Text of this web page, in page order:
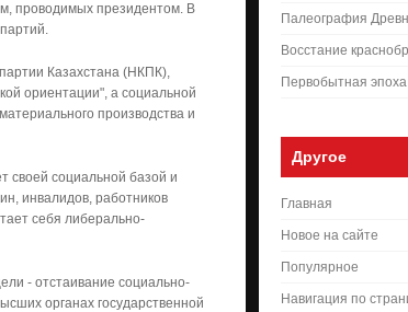
проводимых президентом. В
Казахстана (НКПК),
ориентации", а социальной
производства и
своей социальной базой и
инвалидов, работников
себя либерально-
- отстаивание социально-
органах государственной
Палеография
Восстание
Первобытная
Другое
Главная
Новое на сайте
Популярное
Навигация по